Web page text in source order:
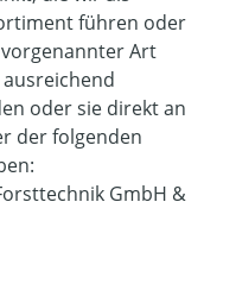
führen oder
Art
oder sie direkt an
der folgenden
GmbH &